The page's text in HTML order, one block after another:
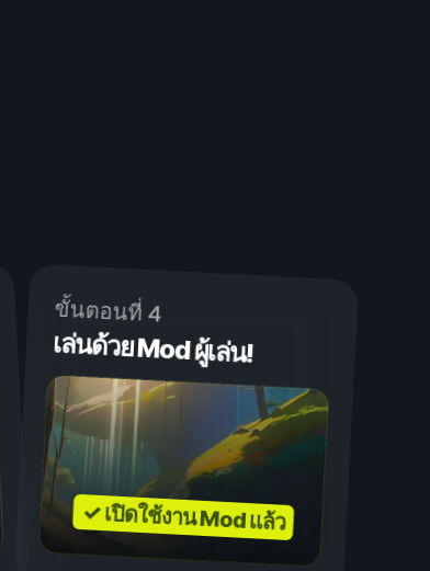
ขั้นตอนที่ 4
เล่นด้วย Mod ผู้เล่น!
✓ เปิดใช้งาน Mod แล้ว